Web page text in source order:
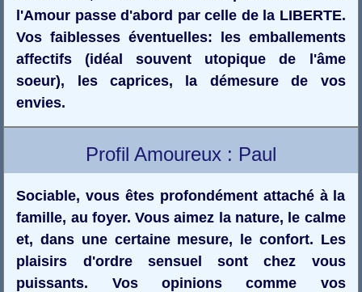
l'Amour passe d'abord par celle de la LIBERTE.
Vos faiblesses éventuelles: les emballements
affectifs (idéal souvent utopique de l'âme
soeur), les caprices, la démesure de vos
envies.
Profil Amoureux : Paul
Sociable, vous êtes profondément attaché à la
famille, au foyer. Vous aimez la nature, le calme
et, dans une certaine mesure, le confort. Les
plaisirs d'ordre sensuel sont chez vous
puissants. Vos opinions comme vos